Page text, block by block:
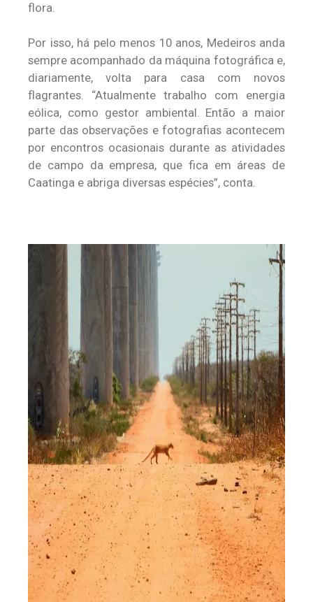
flora.
Por isso, há pelo menos 10 anos, Medeiros anda
sempre acompanhado da máquina fotográfica e,
diariamente, volta para casa com novos
flagrantes. “Atualmente trabalho com energia
eólica, como gestor ambiental. Então a maior
parte das observações e fotografias acontecem
por encontros ocasionais durante as atividades
de campo da empresa, que fica em áreas de
Caatinga e abriga diversas espécies”, conta.